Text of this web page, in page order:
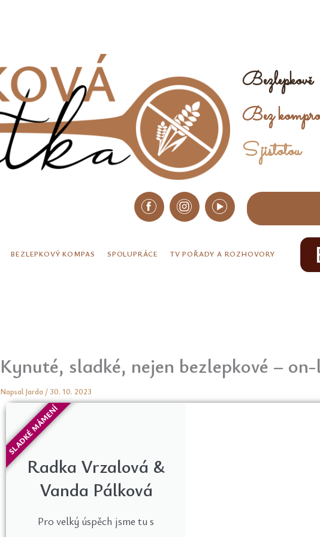
Bezlepkově
Bez
S jistotou
BEZLEPKOVÝ KOMPAS SPOLUPRÁCE TV POŘADY A ROZHOVORY
Kynuté, sladké, nejen bezlepkové –
Napsal Jarda /30. 10. 2023
Radka Vrzalová &
Vanda Pálková
Pro velký úspěch jsme tu s
SLADKÉ MÁMENÍ